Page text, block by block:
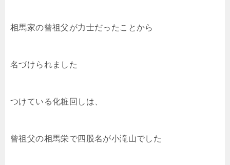
相馬家の曾祖父が力士だったことから
名づけられました
つけている化粧回しは、
曾祖父の相馬栄で四股名が小滝山でした